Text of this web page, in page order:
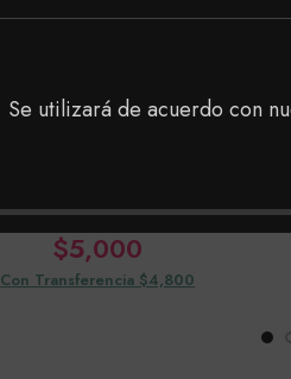
Se utilizará de acuerdo con
Fiesta
$5,000
Con Transferencia $4,800